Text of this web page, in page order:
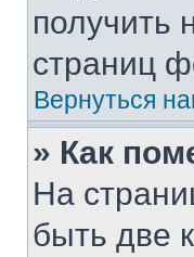
получить
страниц
Вернуться
» Как
На
быть две